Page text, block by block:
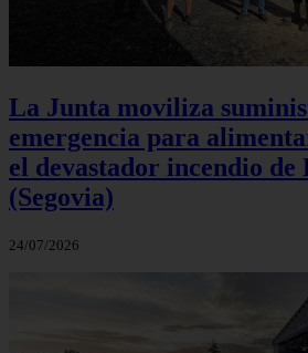
La Junta moviliza
emergencia para
el devastador incendio de
(Segovia)
24/07/2026